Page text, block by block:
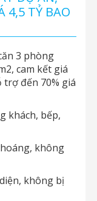
4,5 TỶ BAO
3 phòng
cam kết giá
đến 70% giá
khách, bếp,
không
không bị